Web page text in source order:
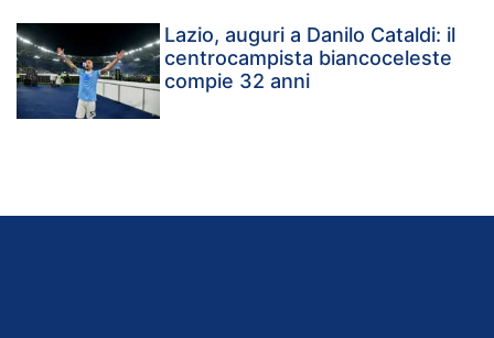
Lazio, auguri a Danilo Cataldi: il
centrocampista biancoceleste
compie 32 anni